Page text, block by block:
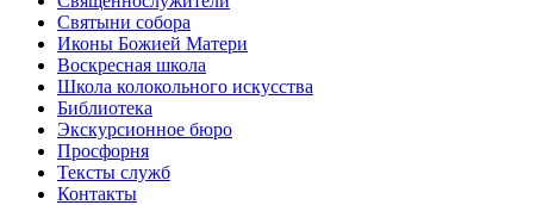
Святыни собора
Иконы Божией Матери
Воскресная школа
Школа колокольного искусства
Библиотека
Экскурсионное бюро
Просфорня
Тексты служб
Контакты